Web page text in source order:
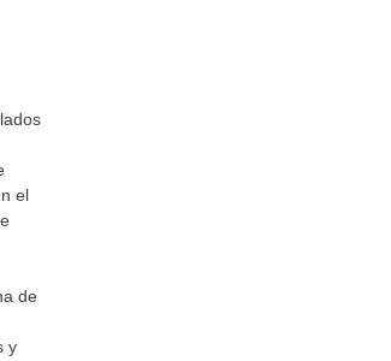
el
de
y